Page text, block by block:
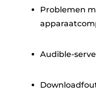
Problemen
Audible-